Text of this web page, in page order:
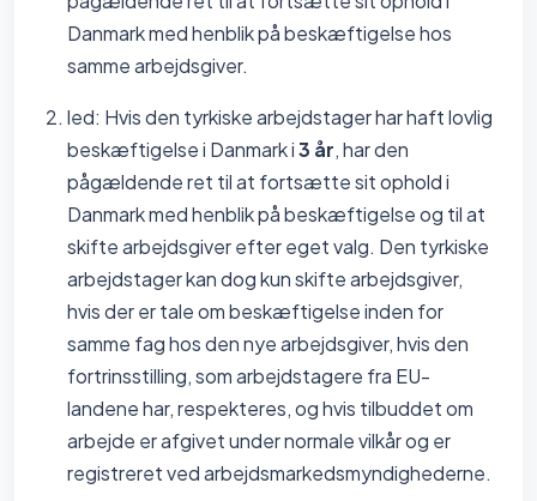
Danmark med henblik på beskæftigelse hos
samme arbejdsgiver.
led: Hvis den tyrkiske arbejdstager har haft lovlig
beskæftigelse i Danmark i3 år, har den
pågældende ret til at fortsætte sit ophold i
Danmark med henblik på beskæftigelse og til at
skifte arbejdsgiver efter eget valg. Den tyrkiske
arbejdstager kan dog kun skifte arbejdsgiver,
hvis der er tale om beskæftigelse inden for
samme fag hos den nye arbejdsgiver, hvis den
fortrinsstilling, som arbejdstagere fra EU-
landene har, respekteres, og hvis tilbuddet om
arbejde er afgivet under normale vilkår og er
registreret ved arbejdsmarkedsmyndighederne.